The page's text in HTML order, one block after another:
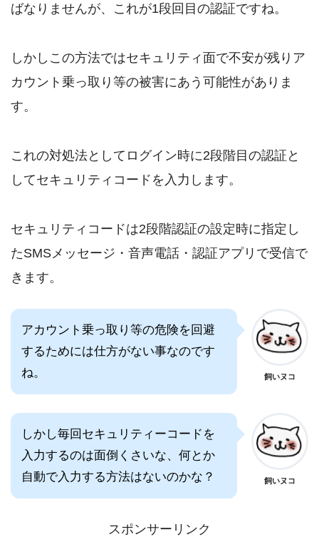
ばなりませんが、これが1段回目の認証ですね。
しかしこの方法ではセキュリティ面で不安が残りア
カウント乗っ取り等の被害にあう可能性がありま
す。
これの対処法としてログイン時に2段階目の認証と
してセキュリティコードを入力します。
セキュリティコードは2段階認証の設定時に指定し
たSMSメッセージ・音声電話・認証アプリで受信で
きます。
アカウント乗っ取り等の危険を回避
するためには仕方がない事なのです
ね。
飼いヌコ
しかし毎回セキュリティーコードを
入力するのは面倒くさいな、何とか
自動で入力する方法はないのかな？
飼いヌコ
スポンサーリンク